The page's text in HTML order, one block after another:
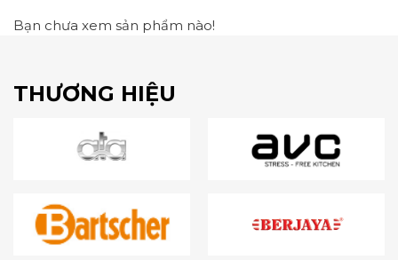
Bạn chưa xem sản phẩm nào!
THƯƠNG HIỆU